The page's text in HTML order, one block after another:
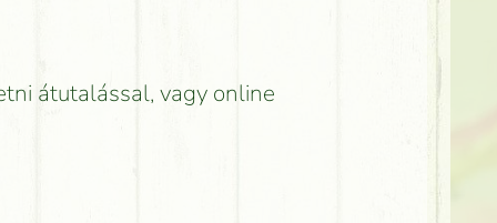
átutalással, vagy online